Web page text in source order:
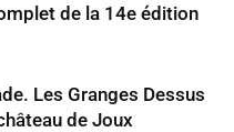
de la 14e édition
Les Granges Dessus
de Joux